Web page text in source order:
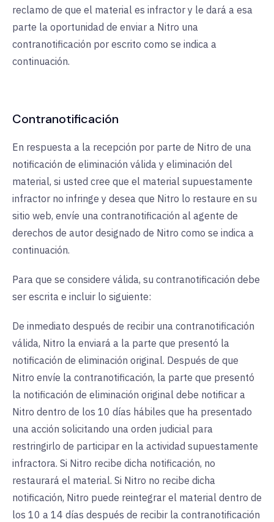
reclamo de que el material es infractor y le dará a esa
parte la oportunidad de enviar a Nitro una
contranotificación por escrito como se indica a
continuación.
Contranotificación
En respuesta a la recepción por parte de Nitro de una
notificación de eliminación válida y eliminación del
material, si usted cree que el material supuestamente
infractor no infringe y desea que Nitro lo restaure en su
sitio web, envíe una contranotificación al agente de
derechos de autor designado de Nitro como se indica a
continuación.
Para que se considere válida, su contranotificación debe
ser escrita e incluir lo siguiente:
De inmediato después de recibir una contranotificación
válida, Nitro la enviará a la parte que presentó la
notificación de eliminación original. Después de que
Nitro envíe la contranotificación, la parte que presentó
la notificación de eliminación original debe notificar a
Nitro dentro de los 10 días hábiles que ha presentado
una acción solicitando una orden judicial para
restringirlo de participar en la actividad supuestamente
infractora. Si Nitro recibe dicha notificación, no
restaurará el material. Si Nitro no recibe dicha
notificación, Nitro puede reintegrar el material dentro de
los 10 a 14 días después de recibir la contranotificación